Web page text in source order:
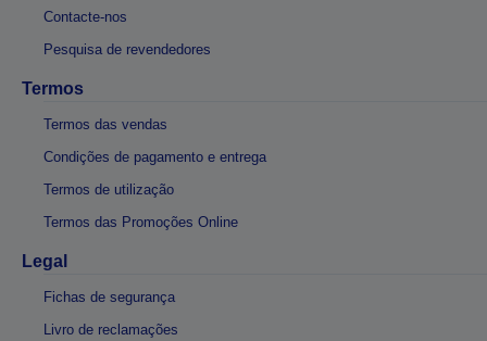
Contacte-nos
Pesquisa de revendedores
Termos
Termos das vendas
Condições de pagamento e entrega
Termos de utilização
Termos das Promoções Online
Legal
Fichas de segurança
Livro de reclamações